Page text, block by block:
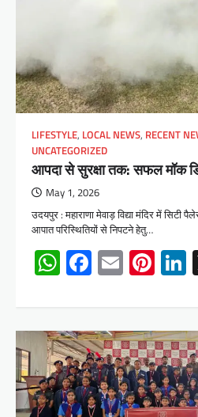
LIFESTYLE, LOCAL NEWS, RECENT
UNCATEGORIZED
आपदा से सुरक्षा तक: सफल मॉक
May 1, 2026
उदयपुर : महाराणा मेवाड़ विद्या मंदिर में
आपात परिस्थितियों से निपटने हेतु…
WhatsApp
Facebook
Email